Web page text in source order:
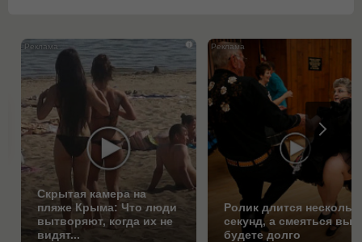
i
Скрытая камера на
пляже Крыма: Что люди
вытворяют, когда их не
видят...
Ролик длится
секунд, а смеяться вы
будете долго